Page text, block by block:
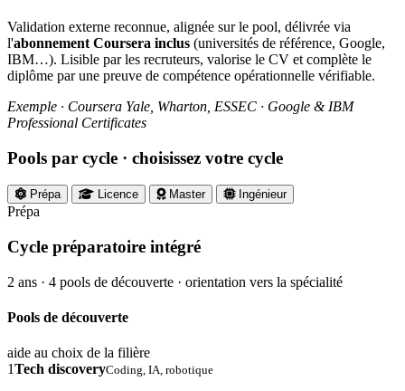
Validation externe reconnue, alignée sur le pool, délivrée via
l'abonnement Coursera inclus (universités de référence, Google,
IBM…). Lisible par les recruteurs, valorise le CV et complète le
diplôme par une preuve de compétence opérationnelle vérifiable.
Exemple · Coursera Yale, Wharton, ESSEC · Google & IBM
Professional Certificates
Pools par cycle · choisissez votre cycle
Prépa Licence Master Ingénieur
Prépa
Cycle préparatoire intégré
2 ans · 4 pools de découverte · orientation vers la spécialité
Pools de découverte
aide au choix de la filière
1Tech discoveryCoding, IA, robotique